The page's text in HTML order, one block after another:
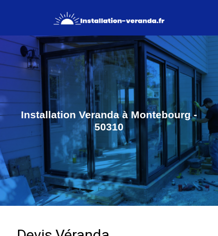
Installation Veranda à Montebourg -
50310